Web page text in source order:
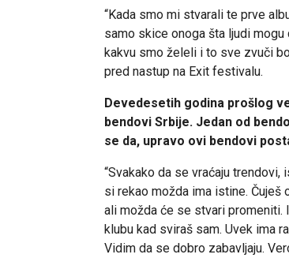
“Kada smo mi stvarali te prve
samo skice onoga šta ljudi
kakvu smo želeli i to sve zvuči
pred nastup na Exit festivalu.
Devedesetih godina prošlog
bendovi Srbije. Jedan od
se da, upravo ovi bendovi
“Svakako da se vraćaju
si rekao možda ima istine.
ali možda će se stvari promeniti.
klubu kad sviraš sam. Uvek ima
Vidim da se dobro zabavljaju.